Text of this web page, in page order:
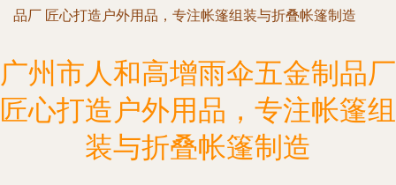
品厂 匠心打造户外用品，专注帐篷组装与折叠帐篷制造
广州市人和高增雨伞五金制品厂
匠心打造户外用品，专注帐篷组
装与折叠帐篷制造